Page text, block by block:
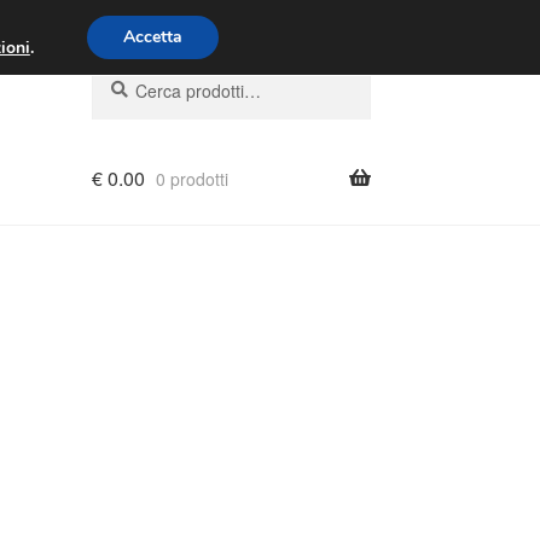
- 16:00 800 580 290
Cerca:
Cerca
€0.00 0 prodotti
. Accetta